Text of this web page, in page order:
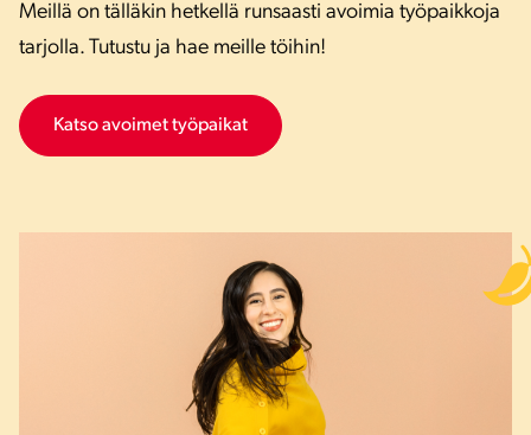
Meillä on tälläkin hetkellä runsaasti avoimia työpaikkoja
tarjolla. Tutustu ja hae meille töihin!
Katso avoimet työpaikat